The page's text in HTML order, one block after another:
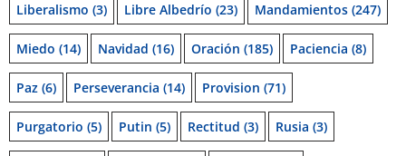
Liberalismo (3) Libre Albedrío (23) Mandamientos (247)
Miedo (14) Navidad (16) Oración (185) Paciencia (8)
Paz (6) Perseverancia (14) Provision (71)
Purgatorio (5) Putin (5) Rectitud (3) Rusia (3)